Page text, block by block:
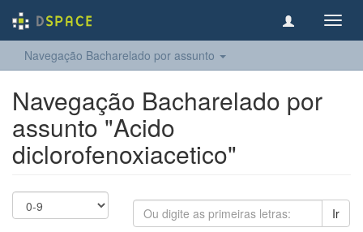
Navegação Bacharelado por assunto
Navegação Bacharelado por
assunto "Acido
diclorofenoxiacetico"
Ir